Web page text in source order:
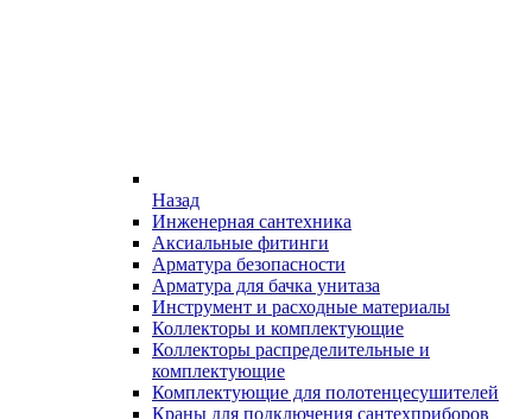
Назад
Инженерная сантехника
Аксиальные фитинги
Арматура безопасности
Арматура для бачка унитаза
Инструмент и расходные материалы
Коллекторы и комплектующие
Коллекторы распределительные и
комплектующие
Комплектующие для полотенцесушителей
Краны для подключения сантехприборов